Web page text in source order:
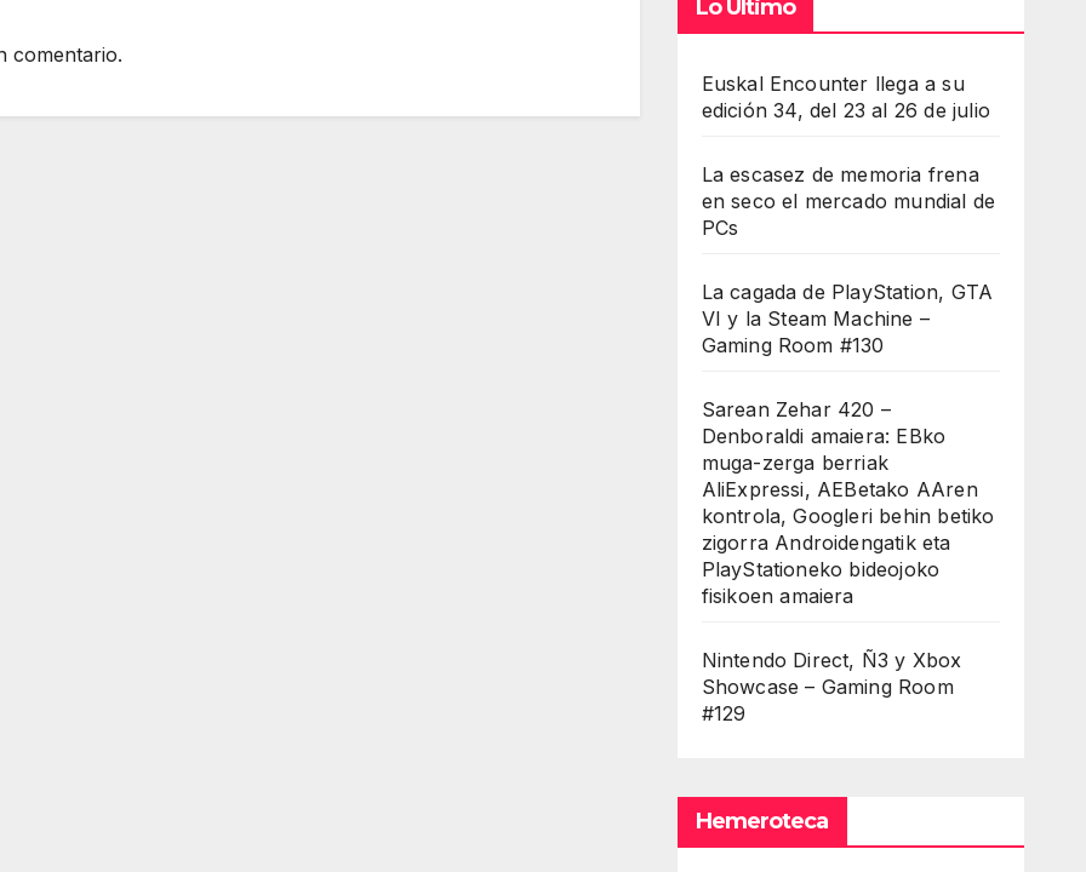
comentario.
Lo Último
Euskal Encounter llega a su
edición 34, del 23 al 26 de julio
La escasez de memoria frena
en seco el mercado mundial de
PCs
La cagada de PlayStation, GTA
VI y la Steam Machine –
Gaming Room #130
Sarean Zehar 420 –
Denboraldi amaiera: EBko
muga-zerga berriak
AliExpressi, AEBetako AAren
kontrola, Googleri behin betiko
zigorra Androidengatik eta
PlayStationeko bideojoko
fisikoen amaiera
Nintendo Direct, Ñ3 y Xbox
Showcase – Gaming Room
#129
Hemeroteca